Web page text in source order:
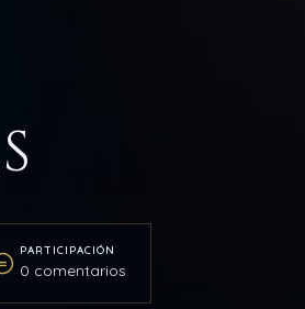
PARTICIPACIÓN
0 comentarios